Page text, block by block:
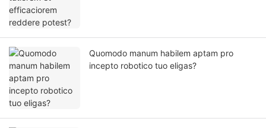
Quomodo manum habilem aptam pro
incepto robotico tuo eligas?